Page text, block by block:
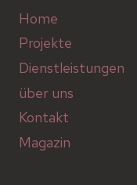
Home
Projekte
Dienstleistungen
über uns
Kontakt
Magazin